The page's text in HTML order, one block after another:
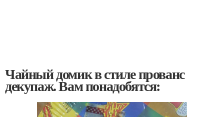
Чайный домик в стиле прованс
декупаж. Вам понадобятся: